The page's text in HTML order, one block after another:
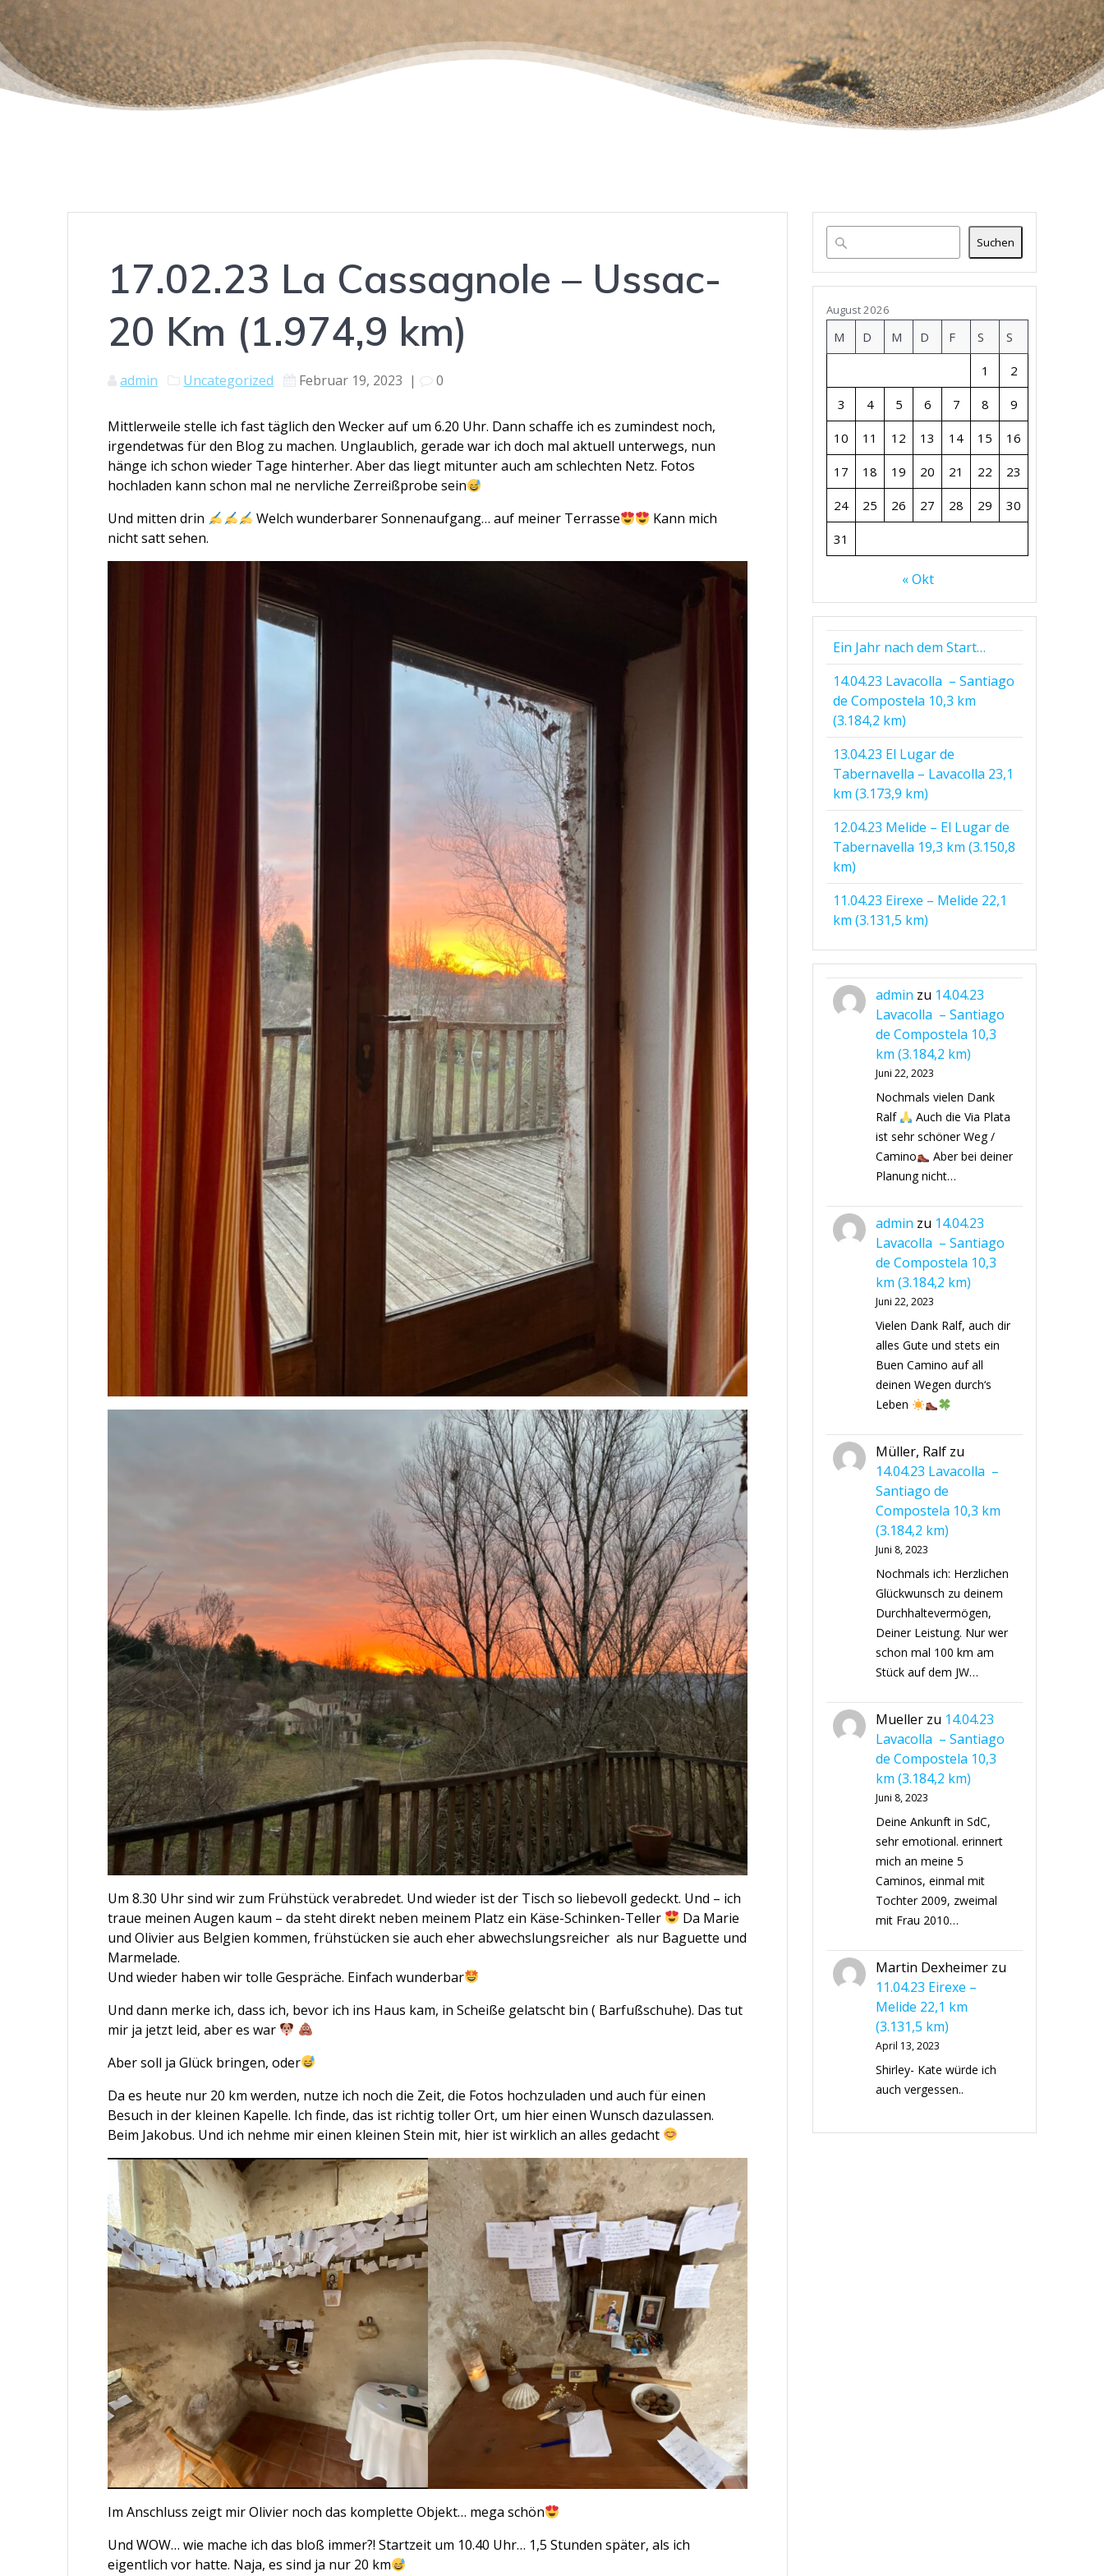
17.02.23 La Cassagnole – Ussac-
20 Km (1.974,9 km)
admin Uncategorized Februar 19, 2023 | 0
Mittlerweile stelle ich fast täglich den Wecker auf um 6.20 Uhr. Dann schaffe ich es zumindest noch,
irgendetwas für den Blog zu machen. Unglaublich, gerade war ich doch mal aktuell unterwegs, nun
hänge ich schon wieder Tage hinterher. Aber das liegt mitunter auch am schlechten Netz. Fotos
hochladen kann schon mal ne nervliche Zerreißprobe sein
Und mitten drin
Welch wunderbarer Sonnenaufgang… auf meiner Terrasse
Kann mich
nicht satt sehen.
Um 8.30 Uhr sind wir zum Frühstück verabredet. Und wieder ist der Tisch so liebevoll gedeckt. Und – ich
traue meinen Augen kaum – da steht direkt neben meinem Platz ein Käse-Schinken-Teller
Da Marie
und Olivier aus Belgien kommen, frühstücken sie auch eher abwechslungsreicher als nur Baguette und
Marmelade.
Und wieder haben wir tolle Gespräche. Einfach wunderbar
Und dann merke ich, dass ich, bevor ich ins Haus kam, in Scheiße gelatscht bin ( Barfußschuhe). Das tut
mir ja jetzt leid, aber es war
Aber soll ja Glück bringen, oder
Da es heute nur 20 km werden, nutze ich noch die Zeit, die Fotos hochzuladen und auch für einen
Besuch in der kleinen Kapelle. Ich finde, das ist richtig toller Ort, um hier einen Wunsch dazulassen.
Beim Jakobus. Und ich nehme mir einen kleinen Stein mit, hier ist wirklich an alles gedacht
Im Anschluss zeigt mir Olivier noch das komplette Objekt… mega schön
Und WOW… wie mache ich das bloß immer?! Startzeit um 10.40 Uhr… 1,5 Stunden später, als ich
eigentlich vor hatte. Naja, es sind ja nur 20 km
Suchen
August 2026
M D M D F S S
1 2
3 4 5 6 7 8 9
10 11 12 13 14 15 16
17 18 19 20 21 22 23
24 25 26 27 28 29 30
31
« Okt
Ein Jahr nach dem Start…
14.04.23 Lavacolla – Santiago
de Compostela 10,3 km
(3.184,2 km)
13.04.23 El Lugar de
Tabernavella – Lavacolla 23,1
km (3.173,9 km)
12.04.23 Melide – El Lugar de
Tabernavella 19,3 km (3.150,8
km)
11.04.23 Eirexe – Melide 22,1
km (3.131,5 km)
admin zu 14.04.23
Lavacolla – Santiago
de Compostela 10,3
km (3.184,2 km)
Juni 22, 2023
Nochmals vielen Dank
Ralf
Auch die Via Plata
ist sehr schöner Weg /
Camino
Aber bei deiner
Planung nicht…
admin zu 14.04.23
Lavacolla – Santiago
de Compostela 10,3
km (3.184,2 km)
Juni 22, 2023
Vielen Dank Ralf, auch dir
alles Gute und stets ein
Buen Camino auf all
deinen Wegen durch‘s
Leben
Müller, Ralf zu
14.04.23 Lavacolla –
Santiago de
Compostela 10,3 km
(3.184,2 km)
Juni 8, 2023
Nochmals ich: Herzlichen
Glückwunsch zu deinem
Durchhaltevermögen,
Deiner Leistung. Nur wer
schon mal 100 km am
Stück auf dem JW…
Mueller zu 14.04.23
Lavacolla – Santiago
de Compostela 10,3
km (3.184,2 km)
Juni 8, 2023
Deine Ankunft in SdC,
sehr emotional. erinnert
mich an meine 5
Caminos, einmal mit
Tochter 2009, zweimal
mit Frau 2010…
Martin Dexheimer zu
11.04.23 Eirexe –
Melide 22,1 km
(3.131,5 km)
April 13, 2023
Shirley- Kate würde ich
auch vergessen..